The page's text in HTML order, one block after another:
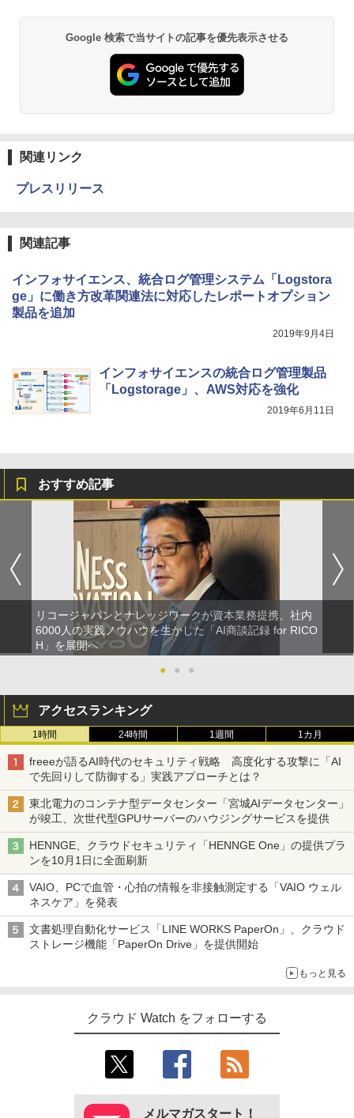
Google 検索で当サイトの記事を優先表示させる
関連リンク
プレスリリース
関連記事
インフォサイエンス、統合ログ管理システム「Logstora
ge」に働き方改革関連法に対応したレポートオプション
製品を追加
2019年9月4日
インフォサイエンスの統合ログ管理製品
「Logstorage」、AWS対応を強化
2019年6月11日
おすすめ記事
リコージャパンとナレッジワークが資本業務提携、社内
6000人の実践ノウハウを生かした「AI商談記録 for RICO
H」を展開へ
●
● ●
アクセスランキング
1時間 24時間 1週間 1カ月
freeeが語るAI時代のセキュリティ戦略 高度化する攻撃に「AI
で先回りして防御する」実践アプローチとは？
東北電力のコンテナ型データセンター「宮城AIデータセンター」
が竣工、次世代型GPUサーバーのハウジングサービスを提供
HENNGE、クラウドセキュリティ「HENNGE One」の提供プラ
ンを10月1日に全面刷新
VAIO、PCで血管・心拍の情報を非接触測定する「VAIO ウェル
ネスケア」を発表
文書処理自動化サービス「LINE WORKS PaperOn」、クラウド
ストレージ機能「PaperOn Drive」を提供開始
もっと見る
クラウド Watch をフォローする
メルマガスタート！